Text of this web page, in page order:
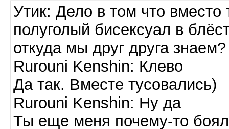
Утик: Дело в том что вместо
полуголый бисексуал в
откуда мы друг друга знаем?
Rurouni Kenshin: Клево
Да так. Вместе тусовались)
Rurouni Kenshin: Ну да
Ты еще меня почему-то